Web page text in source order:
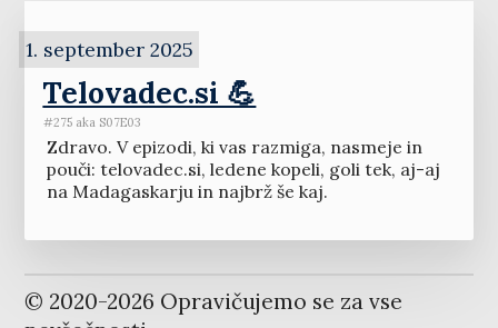
1. september 2025
Telovadec.si 💪
#275 aka S07E03
Zdravo. V epizodi, ki vas razmiga, nasmeje in
pouči: telovadec.si, ledene kopeli, goli tek, aj-aj
na Madagaskarju in najbrž še kaj.
© 2020-2026 Opravičujemo se za vse